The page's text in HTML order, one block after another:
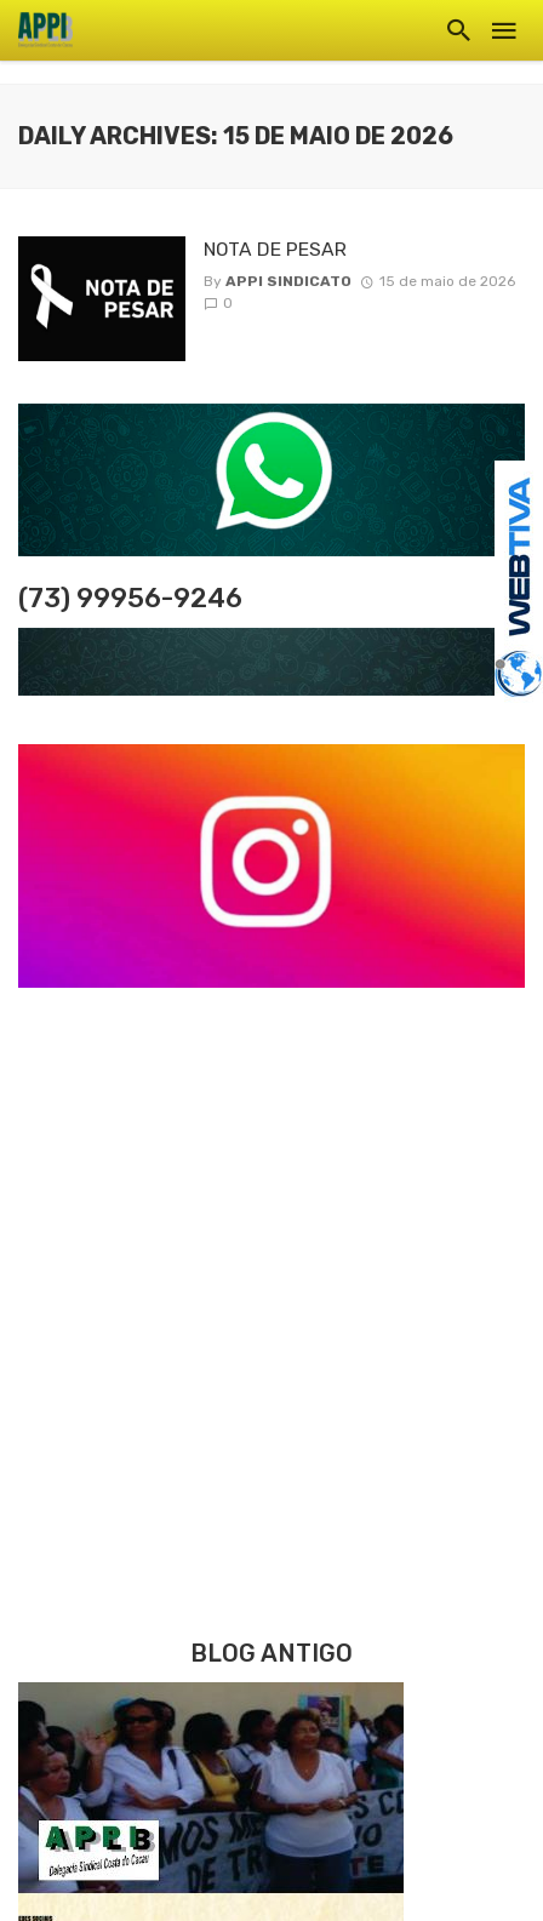
DAILY ARCHIVES: 15 DE MAIO DE 2026
NOTA DE PESAR
By APPI SINDICATO
15 de maio de 2026
0
(73) 99956-9246
BLOG ANTIGO